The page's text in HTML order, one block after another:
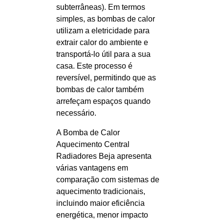
subterrâneas). Em termos
simples, as bombas de calor
utilizam a eletricidade para
extrair calor do ambiente e
transportá-lo útil para a sua
casa. Este processo é
reversível, permitindo que as
bombas de calor também
arrefeçam espaços quando
necessário.
A Bomba de Calor
Aquecimento Central
Radiadores Beja apresenta
várias vantagens em
comparação com sistemas de
aquecimento tradicionais,
incluindo maior eficiência
energética, menor impacto